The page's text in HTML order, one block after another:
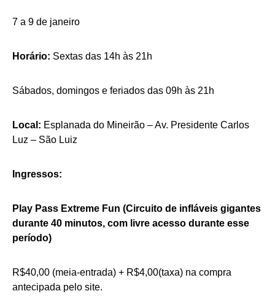
7 a 9 de janeiro
Horário: Sextas das 14h às 21h
Sábados, domingos e feriados das 09h às 21h
Local: Esplanada do Mineirão – Av. Presidente Carlos
Luz – São Luiz
Ingressos:
Play Pass Extreme Fun (Circuito de infláveis gigantes
durante 40 minutos, com livre acesso durante esse
período)
R$40,00 (meia-entrada) + R$4,00(taxa) na compra
antecipada pelo site.